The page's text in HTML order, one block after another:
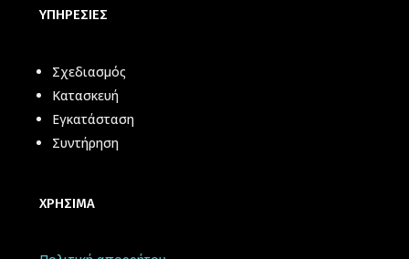
ΥΠΗΡΕΣΙΕΣ
Σχεδιασμός
Κατασκευή
Εγκατάσταση
Συντήρηση
ΧΡΗΣΙΜΑ